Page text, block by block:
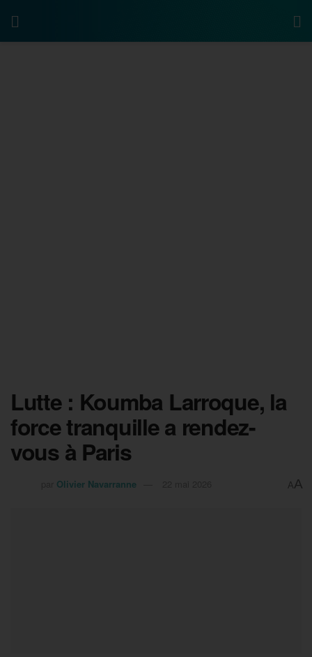
Lutte : Koumba Larroque, la
force tranquille a rendez-
vous à Paris
Olivier Navarranne AA